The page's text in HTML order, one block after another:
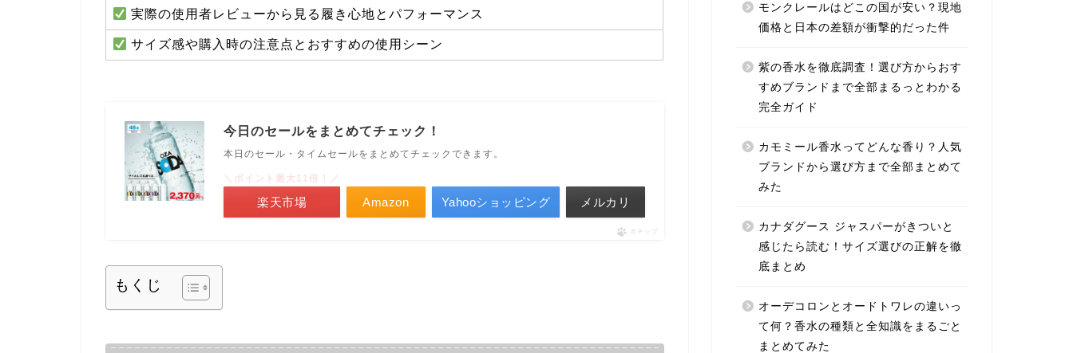
実際の使用者レビューから見る履き心地とパフォーマンス
サイズ感や購入時の注意点とおすすめの使用シーン
今日のセールをまとめてチェック！
本日のセール・タイムセールをまとめてチェックできます。
Amazon
＼ポイント最大11倍！／
楽天市場 Yahooショッピング メルカリ
ポチップ
もくじ
モンクレールはどこの国が安い？現地
価格と日本の差額が衝撃的だった件
紫の香水を徹底調査！選び方からおす
すめブランドまで全部まるっとわかる
完全ガイド
カモミール香水ってどんな香り？人気
ブランドから選び方まで全部まとめて
みた
カナダグース ジャスパーがきついと
感じたら読む！サイズ選びの正解を徹
底まとめ
オーデコロンとオードトワレの違いっ
て何？香水の種類と全知識をまるごと
まとめてみた